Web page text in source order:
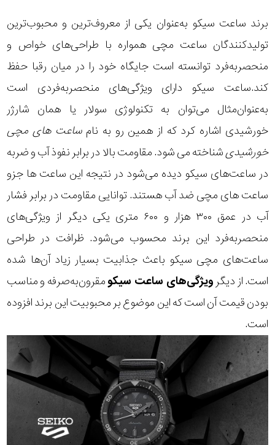
برند ساعت سیکو به‌عنوان یکی از معروف‌ترین و محبوب‌ترین
تولیدکنندگان ساعت مچی همواره با طراحی‌های خواص و
منحصربه‌فرد توانسته است جایگاه خود را در میان رقبا حفظ
کند.ساعت سیکو دارای ویژگی‌های منحصربه‌فردی است
به‌عنوان‌مثال می‌توان به تکنولوژی سولار یا همان شارژر
خورشیدی اشاره کرد که از همین رو به نامساعت های مچی
خورشیدیشناخته می شود. مقاومت بالا در برابر نفوذ آب و ضربه
در ساعت‌های سیکو دیده می‌شود در نتیجه این ساعت ها جزو
ساعت های مچی ضد آبهستند. توانایی مقاومت در برابر فشار
آب در عمق ۳۰۰ هزار و ۶۰۰ متری یکی دیگر از ویژگی‌های
منحصربه‌فرد این برند محسوب می‌شود. ظرافت در طراحی
ساعت‌های مچی سیکو باعث جذابیت بسیار زیاد آن‌ها شده
است. از دیگر ویژگی‌های ساعت سیکومقرون‌به‌صرفه و مناسب
بودن قیمت آن است که این موضوع بر محبوبیت این برند افزوده
است.